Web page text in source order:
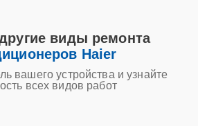
виды ремонта
Haier
вашего устройства и узнайте
всех видов работ